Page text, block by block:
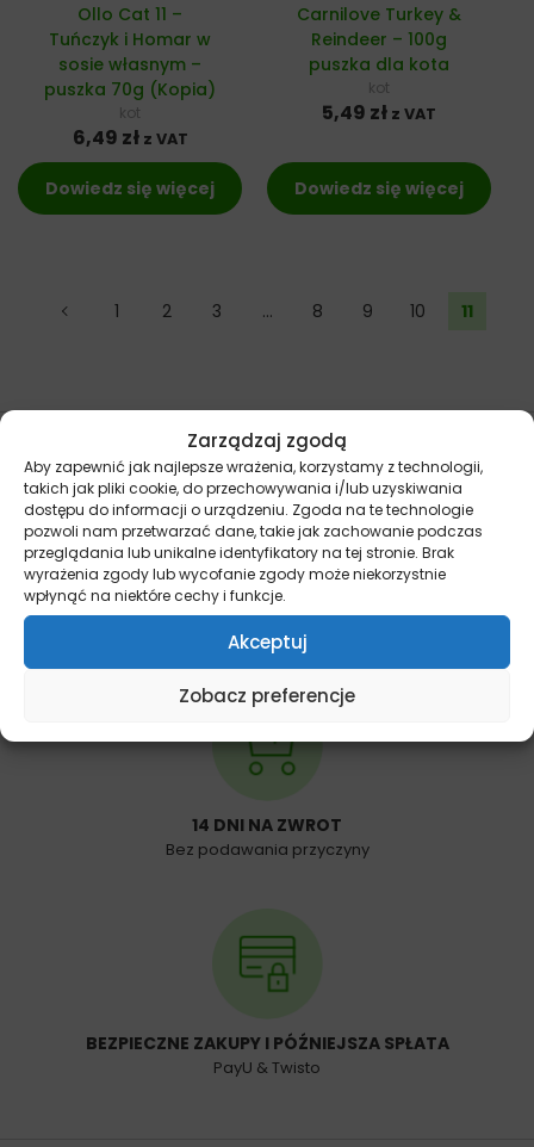
Zarządzaj zgodą
Aby zapewnić jak najlepsze wrażenia, korzystamy z technologii,
takich jak pliki cookie, do przechowywania i/lub uzyskiwania
dostępu do informacji o urządzeniu. Zgoda na te technologie
pozwoli nam przetwarzać dane, takie jak zachowanie podczas
przeglądania lub unikalne identyfikatory na tej stronie. Brak
wyrażenia zgody lub wycofanie zgody może niekorzystnie
wpłynąć na niektóre cechy i funkcje.
Akceptuj
Zobacz preferencje
Ollo Cat 11 –
Tuńczyk i Homar w
sosie własnym –
puszka 70g (Kopia)
kot
6,49 zł z VAT
Dowiedz się więcej
Carnilove Turkey &
Reindeer – 100g
puszka dla kota
kot
5,49 zł z VAT
Dowiedz się więcej
← 1 2 3 … 8 9 10 11
DARMOWA DOSTAWA OD 199ZŁ
Wysyłka nawet tego samego dnia
14 DNI NA ZWROT
Bez podawania przyczyny
BEZPIECZNE ZAKUPY I PÓŹNIEJSZA SPŁATA
PayU & Twisto